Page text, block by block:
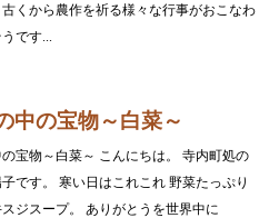
くから農作を祈る様々な行事がおこなわ
です...
の宝物～白菜～
宝物～白菜～ こんにちは。 寺内町処の
です。 寒い日はこれこれ 野菜たっぷり
ジスープ。 ありがとうを世界中に